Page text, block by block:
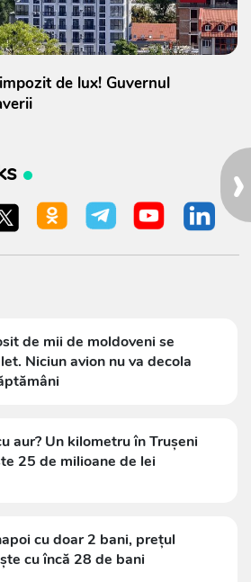
›
de lux! Guvernul
de mii de moldoveni se
Niciun avion nu va decola
aur? Un kilometru în Trușeni
25 de milioane de lei
cu doar 2 bani, prețul
cu încă 28 de bani